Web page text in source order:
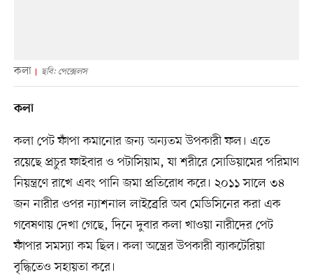
কলা ছবি: পেক্সেলস
কলা
কলা পেট ফাঁপা কমানোর জন্য অন্যতম উপকারী ফল। এতে
রয়েছে প্রচুর ফাইবার ও পটাসিয়াম, যা শরীরে সোডিয়ামের পরিমাণ
নিয়ন্ত্রণে রাখে এবং পানি জমা প্রতিরোধ করে। ২০১১ সালে ৩৪
জন নারীর ওপর ন্যাশনাল লাইব্রেরি অব মেডিসিনের করা এক
গবেষণায় দেখা গেছে, দিনে দুবার কলা খাওয়া নারীদের পেট
ফাঁপার সমস্যা কম ছিল। কলা অন্ত্রের উপকারী ব্যাকটেরিয়া
বৃদ্ধিতেও সহায়তা করে।